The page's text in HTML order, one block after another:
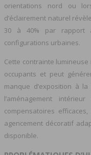
orientations nord ou
d’éclairement naturel
30 à 40% par rapport
configurations urbaines.
Cette contrainte
occupants et peut
manque d’exposition à
l’aménagement
compensatoires
agencement décoratif
disponible.